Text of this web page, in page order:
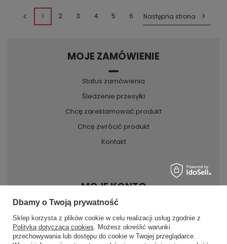
1 2 3 4 5 6 Następna strona
MOJE ZAMÓWIENIE
Status zamówienia
Śledzenie przesyłki
Chcę zareklamować produkt
Chcę zwrócić produkt
Kontakt
MOJE KONTO
INFORMACJE
×
✨ Asystent zakupowy
Dbamy o Twoją prywatność
Sklep korzysta z plików cookie w celu realizacji usług zgodnie z
Polityką dotyczącą cookies. Możesz określić warunki
przechowywania lub dostępu do cookie w Twojej przeglądarce.